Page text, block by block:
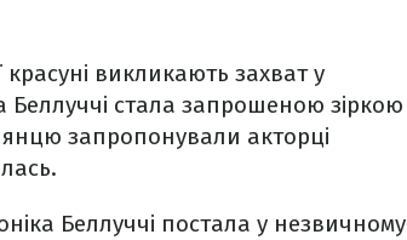
красуні викликають захват у
Беллуччі стала запрошеною зіркою
запропонували акторці
Беллуччі постала у незвичному